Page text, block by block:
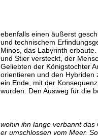
ebenfalls einen äußerst
und technischem
Minos, das Labyrinth
und Stier versteckt, der
Geliebten der Königstochter
orientieren und den Hybriden
ein Ende, mit der
wurden. Den Ausweg für die
wohin ihn lange verbannt
er umschlossen vom Meer.